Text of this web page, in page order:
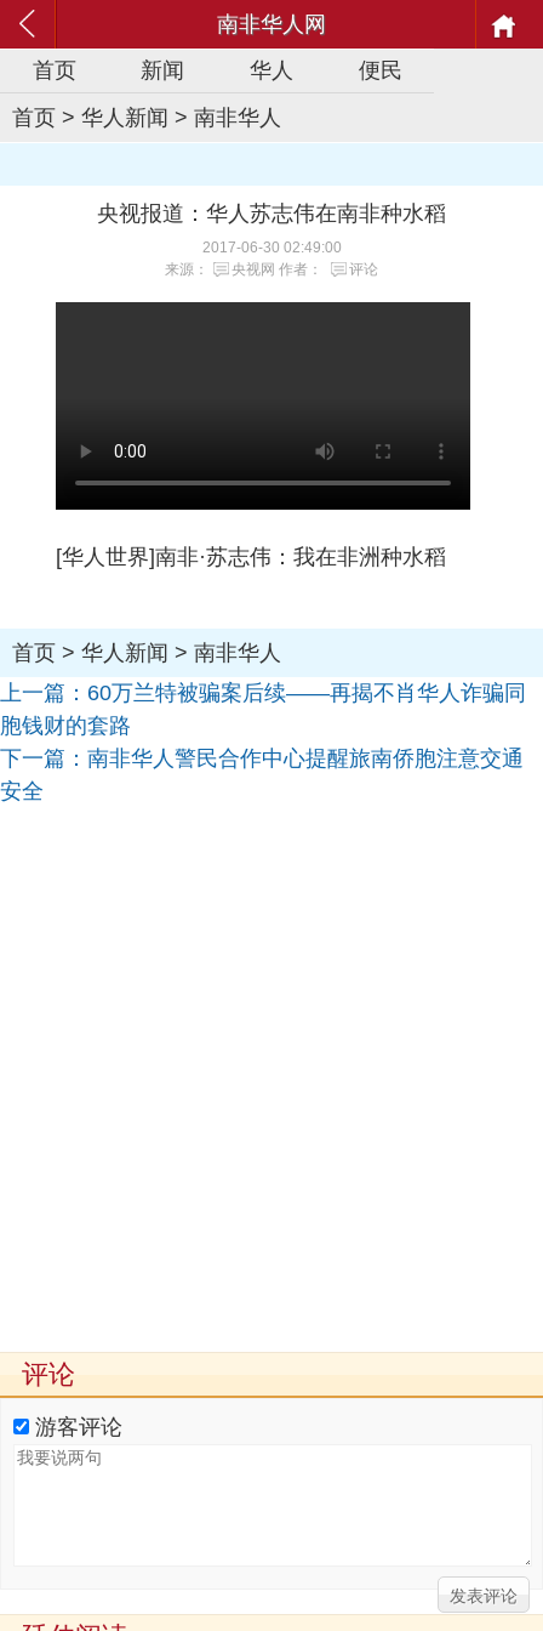
南非华人网
首页
新闻 华人
便民
首页 > 华人新闻 > 南非华人
央视报道：华人苏志伟在南非种水稻
2017-06-30 02:49:00
来源：
央视网 作者： 评论
[华人世界]南非·苏志伟：我在非洲种水稻
首页 > 华人新闻 > 南非华人
上一篇： 60万兰特被骗案后续——再揭不肖华人诈骗同
胞钱财的套路
下一篇： 南非华人警民合作中心提醒旅南侨胞注意交通
安全
评论
游客评论